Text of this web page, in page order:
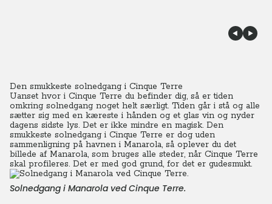
Den smukkeste solnedgang i Cinque Terre
Uanset hvor i Cinque Terre du befinder dig, så er tiden
omkring solnedgang noget helt særligt. Tiden går i stå og alle
sætter sig med en kæreste i hånden og et glas vin og nyder
dagens sidste lys. Det er ikke mindre en magisk. Den
smukkeste solnedgang i Cinque Terre er dog uden
sammenligning på havnen i Manarola, så oplever du det
billede af Manarola, som bruges alle steder, når Cinque Terre
skal profileres. Det er med god grund, for det er gudesmukt.
Solnedgang i Manarola ved Cinque Terre.